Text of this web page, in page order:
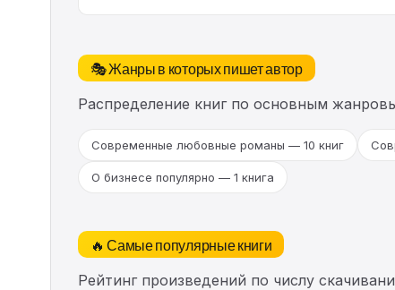
🎭 Жанры в которых пишет автор
Распределение книг по основным
Современные любовные романы — 10 книг
О бизнесе популярно — 1 книга
🔥 Самые популярные книги
Рейтинг произведений по числу